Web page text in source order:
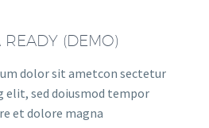
READY (DEMO)
dolor sit ametcon sectetur
elit, sed doiusmod tempor
et dolore magna